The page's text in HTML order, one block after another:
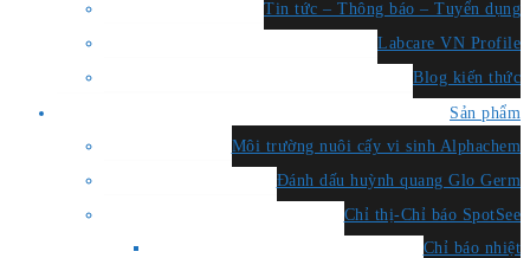
Tin tức – Thông báo – Tuyển dụng
Labcare VN Profile
Blog kiến thức
Sản phẩm
Môi trường nuôi cấy vi sinh Alphachem
Đánh dấu huỳnh quang Glo Germ
Chỉ thị-Chỉ báo SpotSee
Chỉ báo nhiệt